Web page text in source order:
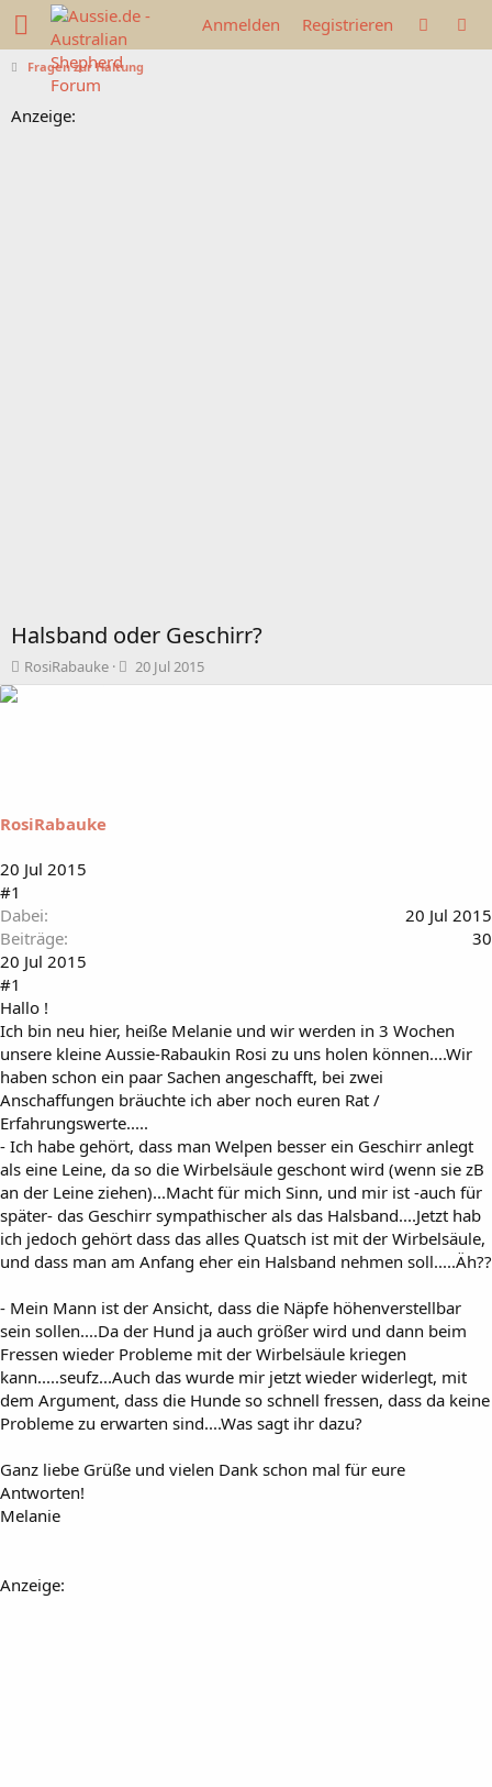
Anmelden Registrieren
Fragen zur Haltung
Anzeige:
Halsband oder Geschirr?
T
h
a
t
e
RosiRabauke
B
e
20 Jul 2015
RosiRabauke
20 Jul 2015
#1
Dabei
20 Jul 2015
Beiträge
30
20 Jul 2015
#1
Hallo !
Ich bin neu hier, heiße Melanie und wir werden in 3 Wochen
unsere kleine Aussie-Rabaukin Rosi zu uns holen können....Wir
haben schon ein paar Sachen angeschafft, bei zwei
Anschaffungen bräuchte ich aber noch euren Rat /
Erfahrungswerte.....
- Ich habe gehört, dass man Welpen besser ein Geschirr anlegt
als eine Leine, da so die Wirbelsäule geschont wird (wenn sie zB
an der Leine ziehen)...Macht für mich Sinn, und mir ist -auch für
später- das Geschirr sympathischer als das Halsband....Jetzt hab
ich jedoch gehört dass das alles Quatsch ist mit der Wirbelsäule,
und dass man am Anfang eher ein Halsband nehmen soll.....Äh??
- Mein Mann ist der Ansicht, dass die Näpfe höhenverstellbar
sein sollen....Da der Hund ja auch größer wird und dann beim
Fressen wieder Probleme mit der Wirbelsäule kriegen
kann.....seufz...Auch das wurde mir jetzt wieder widerlegt, mit
dem Argument, dass die Hunde so schnell fressen, dass da keine
Probleme zu erwarten sind....Was sagt ihr dazu?
Ganz liebe Grüße und vielen Dank schon mal für eure
Antworten!
Melanie
Anzeige: